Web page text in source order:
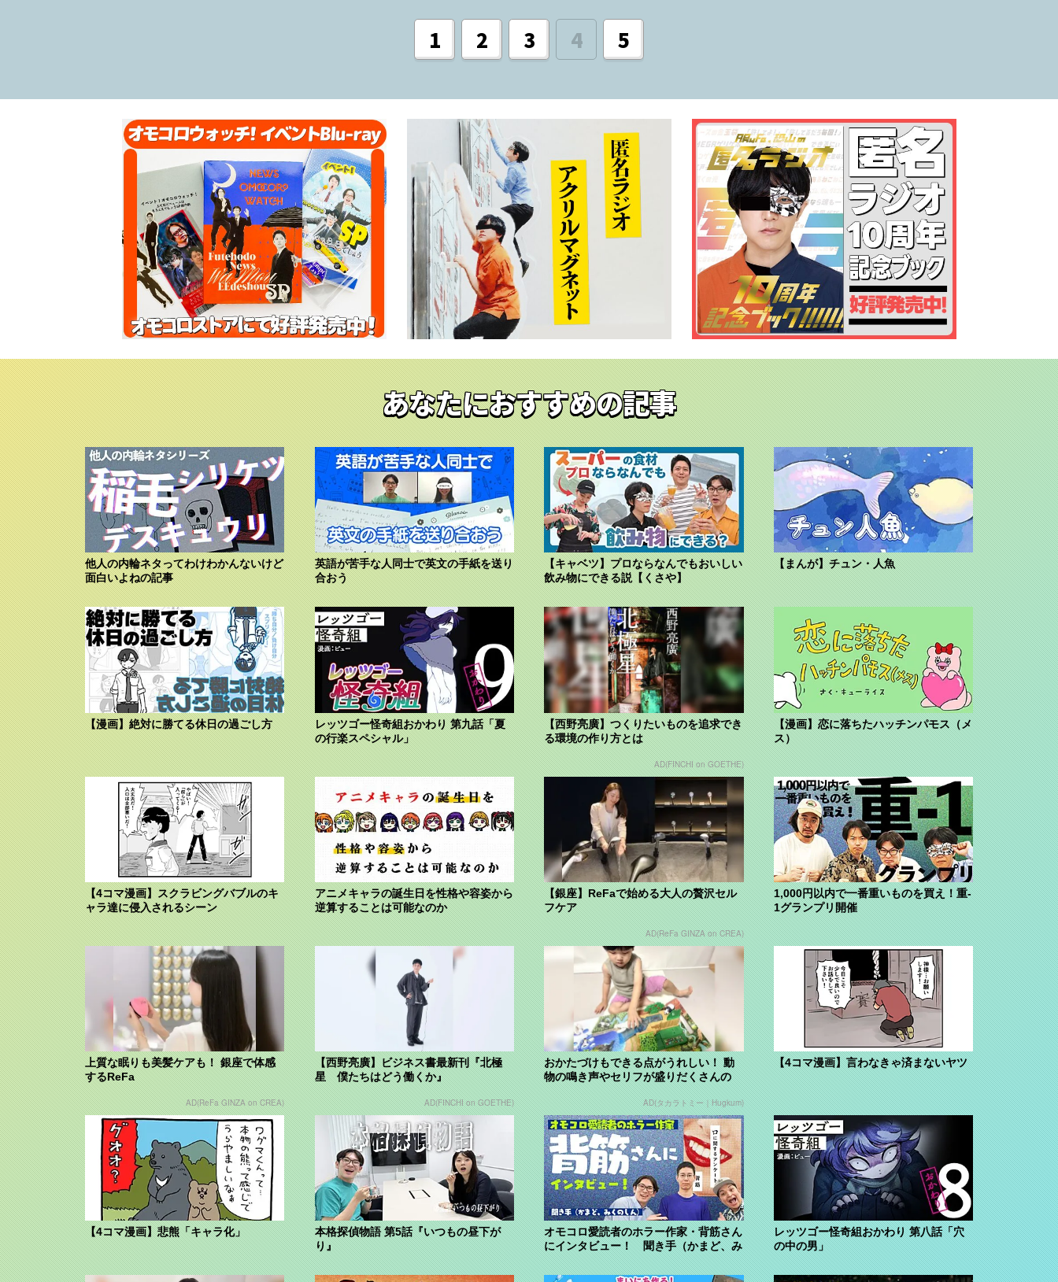
1 2 3 4 5
あなたにおすすめの記事
他人の内輪ネタってわけわかんないけど
面白いよねの記事
英語が苦手な人同士で英文の手紙を送り
合おう
【キャベツ】プロならなんでもおいしい
飲み物にできる説【くさや】
【まんが】チュン・人魚
【漫画】絶対に勝てる休日の過ごし方
レッツゴー怪奇組おかわり 第九話「夏
の行楽スペシャル」
【西野亮廣】つくりたいものを追求でき
る環境の作り方とは
AD(FINCHI on GOETHE)
【漫画】恋に落ちたハッチンパモス（メ
ス）
【4コマ漫画】スクラビングバブルのキ
ャラ達に侵入されるシーン
アニメキャラの誕生日を性格や容姿から
逆算することは可能なのか
【銀座】ReFaで始める大人の贅沢セル
フケア
AD(ReFa GINZA on CREA)
1,000円以内で一番重いものを買え！重-
1グランプリ開催
上質な眠りも美髪ケアも！ 銀座で体感
するReFa
AD(ReFa GINZA on CREA)
【西野亮廣】ビジネス書最新刊『北極
星 僕たちはどう働くか』
AD(FINCHI on GOETHE)
おかたづけもできる点がうれしい！ 動
物の鳴き声やセリフが盛りだくさんの
「アニア ...
AD(タカラトミー｜Hugkum)
【4コマ漫画】言わなきゃ済まないヤツ
【4コマ漫画】悲熊「キャラ化」
本格探偵物語 第5話『いつもの昼下が
り』
オモコロ愛読者のホラー作家・背筋さん
にインタビュー！ 聞き手（かまど、み
くのしん...
レッツゴー怪奇組おかわり 第八話「穴
の中の男」